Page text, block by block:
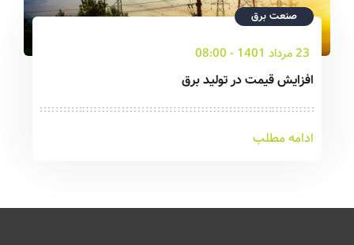
صنعت برق
23 مرداد 1401 - 08:00
افزایش قیمت در تولید برق
ادامه مطلب